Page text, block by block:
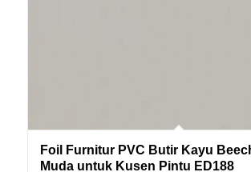
Foil Furnitur PVC Butir Kayu
Muda untuk Kusen Pintu ED188